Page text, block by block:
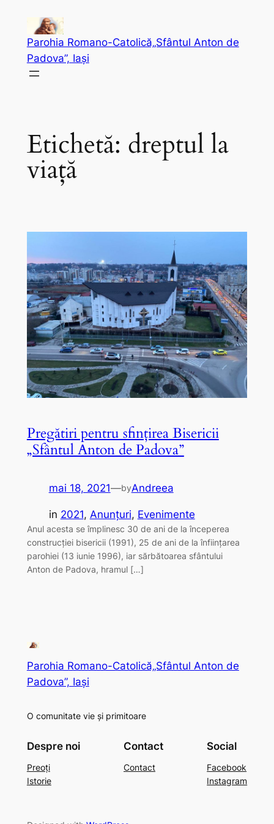
conținutParohia Romano-Catolică„Sfântul Anton de
Padova”, Iași
Etichetă: dreptul la
viață
Pregătiri pentru sfinţirea Bisericii
„Sfântul Anton de Padova”
mai 18, 2021—byAndreea
in 2021, Anunțuri, Evenimente
Anul acesta se împlinesc 30 de ani de la începerea
construcției bisericii (1991), 25 de ani de la înființarea
parohiei (13 iunie 1996), iar sărbătoarea sfântului
Anton de Padova, hramul […]
Parohia Romano-Catolică„Sfântul Anton de
Padova”, Iași
O comunitate vie și primitoare
Despre noi
Preoți
Istorie
Contact
Contact
Social
Facebook
Instagram